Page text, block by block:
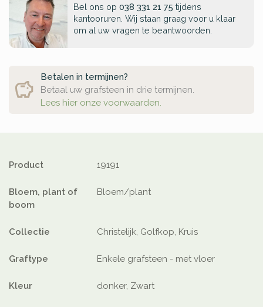
Bel ons op 038 331 21 75 tijdens
kantooruren. Wij staan graag voor u klaar
om al uw vragen te beantwoorden.
Betalen in termijnen?
Betaal uw grafsteen in drie termijnen.
Lees hier onze voorwaarden.
Product 19191
Bloem, plant of
boom
Bloem/plant
Collectie Christelijk, Golfkop, Kruis
Graftype Enkele grafsteen - met vloer
Kleur donker, Zwart